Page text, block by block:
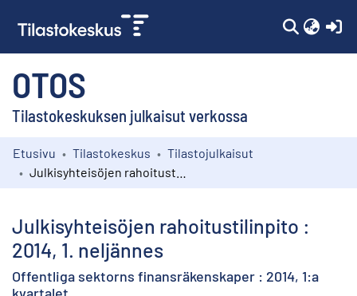
OTOS
Tilastokeskuksen julkaisut verkossa
Kokoelmat
Etusivu Tilastokeskus
Tilastojulkaisut
Julkisyhteisöjen rahoitustilinpito :
2014, 1. neljännes
Offentliga sektorns finansräkenskaper : 2014, 1:a